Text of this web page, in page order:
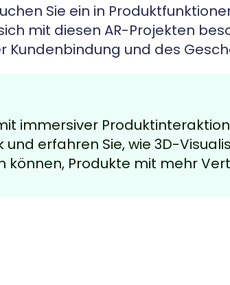
Sie ein in
mit diesen AR-Projekten
Kundenbindung und des
immersiver
und erfahren Sie, wie 3D-
Produkte mit mehr